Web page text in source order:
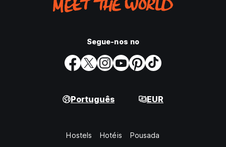
Segue-nos no
Português EUR
Hostels Hotéis Pousada